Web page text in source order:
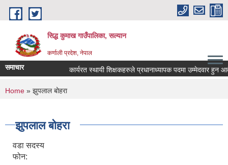
Skip to main content
सिद्ध कुमाख गाउँपालिका, सल्यान
कर्णाली प्रदेश, नेपाल
समाचार कार्यरत स्थायी शिक्षकहरुले प्रधानाध्यापक पदमा उम्मेदवार हुन
You are here
Home » झुपलाल बोहरा
झुपलाल बोहरा
वडा सदस्य
फोन: